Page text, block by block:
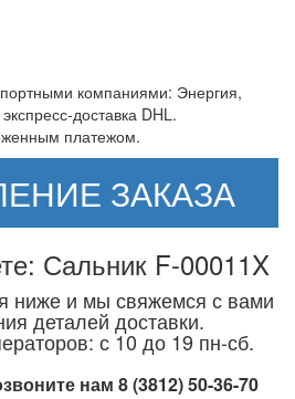
компаниями: Энергия,
доставка DHL.
платежом.
ЗАКАЗА
Сальник F-00011X
ниже и мы свяжемся с вами
деталей доставки.
с 10 до 19 пн-сб.
нам 8 (3812) 50-36-70